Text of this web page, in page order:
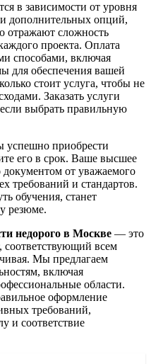
в зависимости от уровня
дополнительных опций,
отражают сложность
проекта. Оплата
способами, включая
для обеспечения вашей
стоит услуга, чтобы не
Заказать услуги
выбрать правильную
успешно приобрести
его в срок. Ваше высшее
документом от уважаемого
требований и стандартов.
обучения, станет
резюме.
недорого в Москве — это
соответствующий всем
Мы предлагаем
включая
области.
оформление
требований,
и соответствие